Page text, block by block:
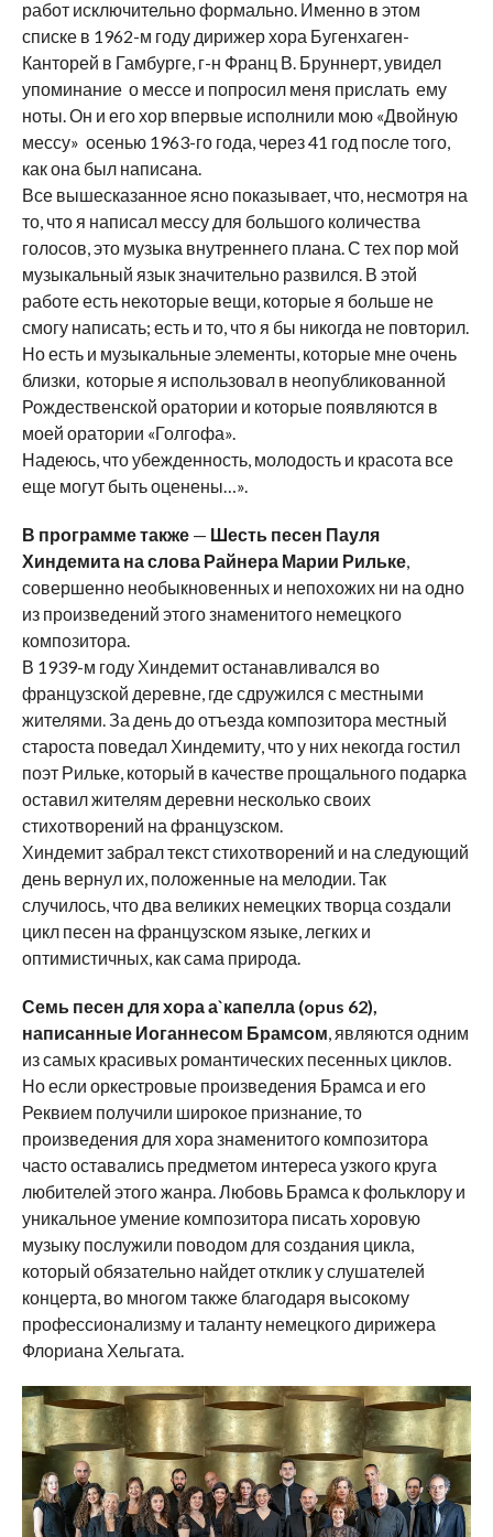
работ исключительно формально. Именно в этом
списке в 1962-м году дирижер хора Бугенхаген-
Канторей в Гамбурге, г-н Франц В. Бруннерт, увидел
упоминание о мессе и попросил меня прислать ему
ноты. Он и его хор впервые исполнили мою «Двойную
мессу» осенью 1963-го года, через 41 год после того,
как она был написана.
Все вышесказанное ясно показывает, что, несмотря на
то, что я написал мессу для большого количества
голосов, это музыка внутреннего плана. С тех пор мой
музыкальный язык значительно развился. В этой
работе есть некоторые вещи, которые я больше не
смогу написать; есть и то, что я бы никогда не повторил.
Но есть и музыкальные элементы, которые мне очень
близки, которые я использовал в неопубликованной
Рождественской оратории и которые появляются в
моей оратории «Голгофа».
Надеюсь, что убежденность, молодость и красота все
еще могут быть оценены…».
В программе также— Шесть песен Пауля
Хиндемита на слова Райнера Марии Рильке,
совершенно необыкновенных и непохожих ни на одно
из произведений этого знаменитого немецкого
композитора.
В 1939-м году Хиндемит останавливался во
французской деревне, где сдружился с местными
жителями. За день до отъезда композитора местный
староста поведал Хиндемиту, что у них некогда гостил
поэт Рильке, который в качестве прощального подарка
оставил жителям деревни несколько своих
стихотворений на французском.
Хиндемит забрал текст стихотворений и на следующий
день вернул их, положенные на мелодии. Так
случилось, что два великих немецких творца создали
цикл песен на французском языке, легких и
оптимистичных, как сама природа.
Семь песен для хора а`капелла (opus 62),
написанные Иоганнесом Брамсом , являются одним
из самых красивых романтических песенных циклов.
Но если оркестровые произведения Брамса и его
Реквием получили широкое признание, то
произведения для хора знаменитого композитора
часто оставались предметом интереса узкого круга
любителей этого жанра. Любовь Брамса к фольклору и
уникальное умение композитора писать хоровую
музыку послужили поводом для создания цикла,
который обязательно найдет отклик у слушателей
концерта, во многом также благодаря высокому
профессионализму и таланту немецкого дирижера
Флориана Хельгата.